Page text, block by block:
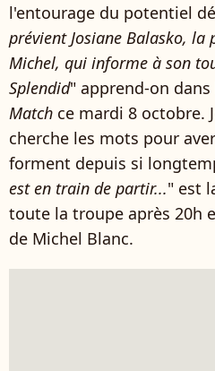
l'entourage du potentiel
prévient Josiane Balasko, la
Michel, qui informe à son
Splendid" apprend-on
Match ce mardi 8 octobre.
cherche les mots pour
forment depuis si
est en train de partir..." est
toute la troupe après 20h
de Michel Blanc.